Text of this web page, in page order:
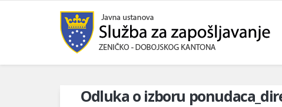
Odluka o izboru